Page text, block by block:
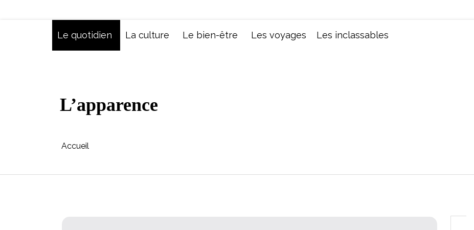
Le quotidien La culture Le bien-être Les voyages Les inclassables
L’apparence
Accueil